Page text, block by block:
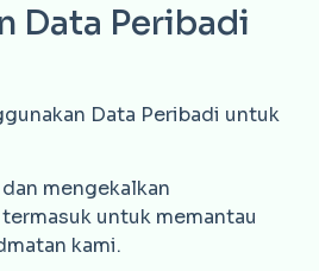
Data Peribadi
Data Peribadi untuk
mengekalkan
untuk memantau
kami.